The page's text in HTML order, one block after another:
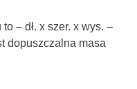
– dł. x szer. x wys. –
dopuszczalna masa